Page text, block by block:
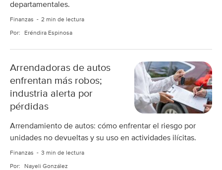
departamentales.
Finanzas 2 min de lectura
Por: Eréndira Espinosa
Arrendadoras de autos
enfrentan más robos;
industria alerta por
pérdidas
Arrendamiento de autos: cómo enfrentar el riesgo por
unidades no devueltas y su uso en actividades ilícitas.
Finanzas 3 min de lectura
Por: Nayeli González